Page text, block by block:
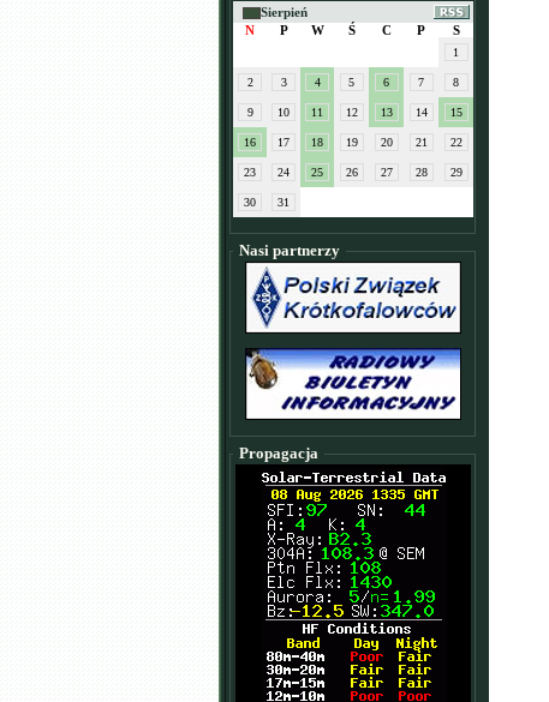
Sierpień
N
P W Ś C P S
1
2 3 4 5 6 7 8
9 10 11 12 13 14 15
16 17 18 19 20 21 22
23 24 25 26 27 28 29
30 31
Nasi partnerzy
Propagacja